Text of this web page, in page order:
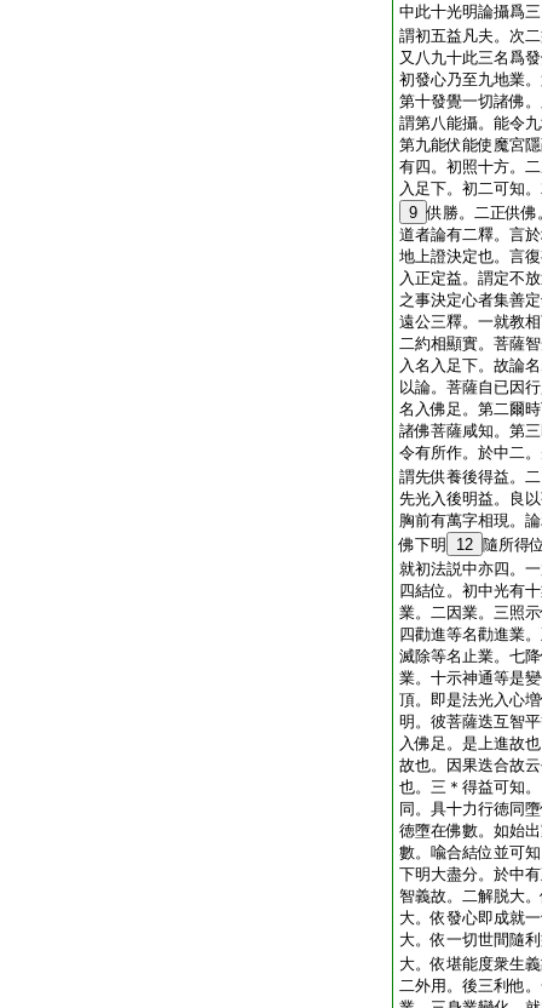
中此十光明論攝爲
謂初五益凡夫。次
又八九十此三名爲
初發心乃至九地業
第十發覺一切諸佛
謂第八能攝。能令
第九能伏能使魔宮
有四。初照十方。
入足下。初二可知
9 供勝。二正供佛
道者論有二釋。言
地上證決定也。言
入正定益。謂定不
之事決定心者集善
遠公三釋。一就教
二約相顯實。菩薩
入名入足下。故論
以論。菩薩自已因
名入佛足。第二爾
諸佛菩薩咸知。第
令有所作。於中二
謂先供養後得益。
先光入後明益。良
胸前有萬字相現。
佛下明
12 隨所得
就初法説中亦四。
四結位。初中光有
業。二因業。三照
四勸進等名勸進業
滅除等名止業。七
業。十示神通等是
頂。即是法光入心
明。彼菩薩迭互智
入佛足。是上進故
故也。因果迭合故
也。三＊得益可知
同。具十力行徳同
徳墮在佛數。如始
數。喩合結位並可
下明大盡分。於中
智義故。二解脱大
大。依發心即成就
大。依一切世間隨
大。依堪能度衆生
二外用。後三利他